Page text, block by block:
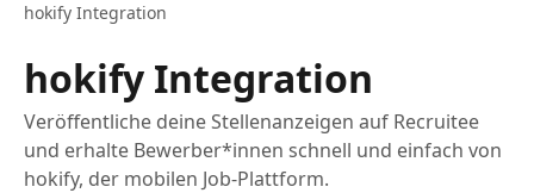
hokify Integration
hokify Integration
Veröffentliche deine Stellenanzeigen auf Recruitee
und erhalte Bewerber*innen schnell und einfach von
hokify, der mobilen Job-Plattform.